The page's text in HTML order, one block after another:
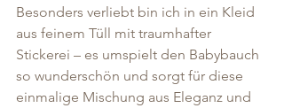
Besonders verliebt bin ich in ein Kleid
aus feinem Tüll mit traumhafter
Stickerei – es umspielt den Babybauch
so wunderschön und sorgt für diese
einmalige Mischung aus Eleganz und